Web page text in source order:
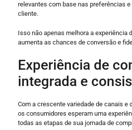
relevantes com base nas preferências
cliente.
Isso não apenas melhora a experiência
aumenta as chances de conversão e
Experiência de
integrada e
Com a crescente variedade de canais e
os consumidores esperam uma
todas as etapas de sua jornada de